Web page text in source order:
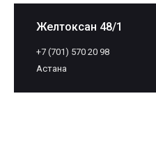
Желтоксан 48/1
+7 (701) 570 20 98
Астана